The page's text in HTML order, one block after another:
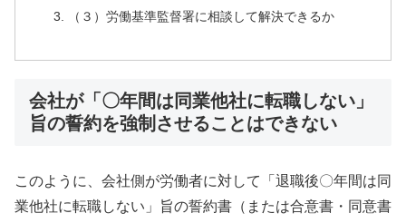
（３）労働基準監督署に相談して解決できるか
会社が「〇年間は同業他社に転職しない」
旨の誓約を強制させることはできない
このように、会社側が労働者に対して「退職後〇年間は同
業他社に転職しない」旨の誓約書（または合意書・同意書